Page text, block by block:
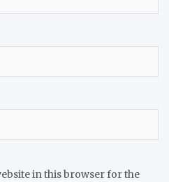
in this browser for the